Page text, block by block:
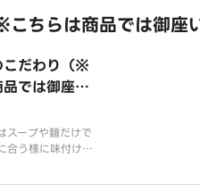
ちらは商品では御座
こだわり（※
では御座い
スープや麺だけで
合う様に味付けし
持って作っており